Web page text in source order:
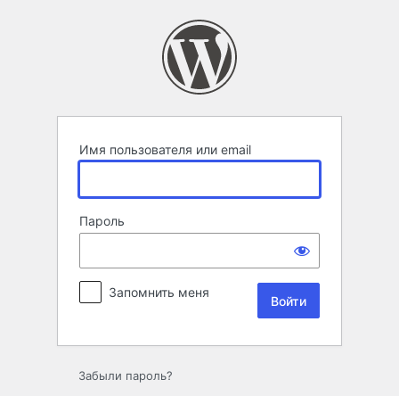
Имя пользователя или email
Пароль
Запомнить меня
Забыли пароль?